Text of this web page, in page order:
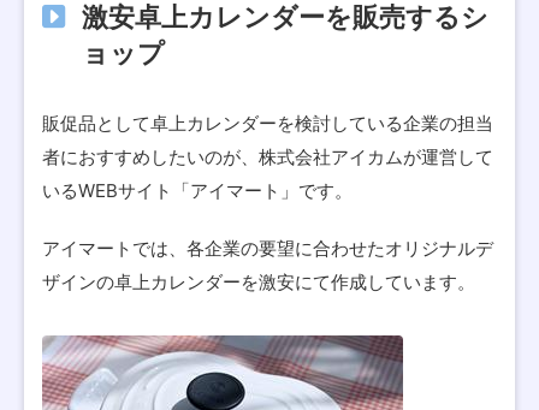
激安卓上カレンダーを販売するシ
ョップ
販促品として卓上カレンダーを検討している企業の担当
者におすすめしたいのが、株式会社アイカムが運営して
いるWEBサイト「アイマート」です。
アイマートでは、各企業の要望に合わせたオリジナルデ
ザインの卓上カレンダーを激安にて作成しています。